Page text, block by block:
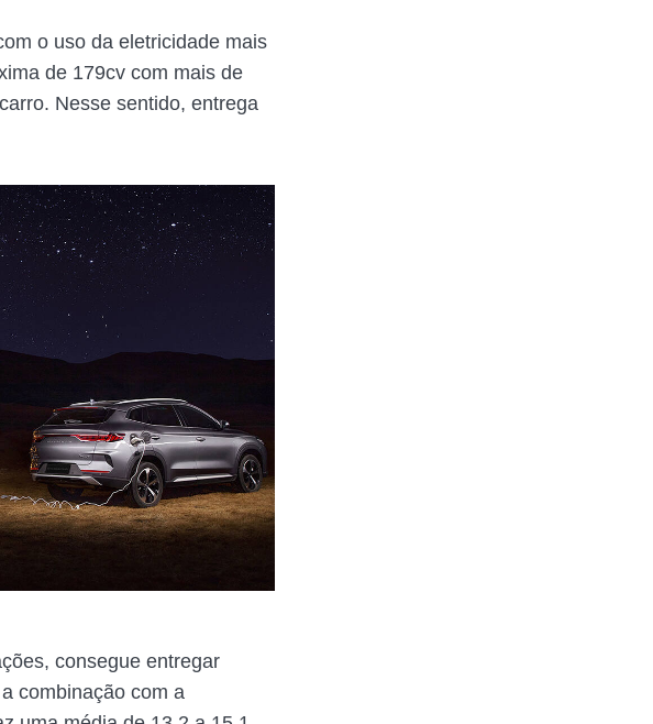
o uso da eletricidade mais
de 179cv com mais de
Nesse sentido, entrega
consegue entregar
combinação com a